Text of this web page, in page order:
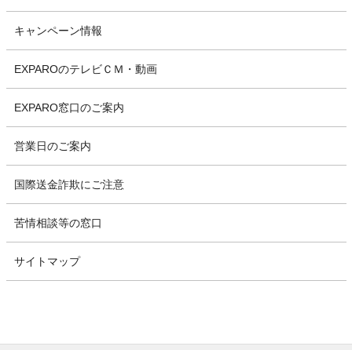
キャンペーン情報
EXPAROのテレビＣＭ・動画
EXPARO窓口のご案内
営業日のご案内
国際送金詐欺にご注意
苦情相談等の窓口
サイトマップ